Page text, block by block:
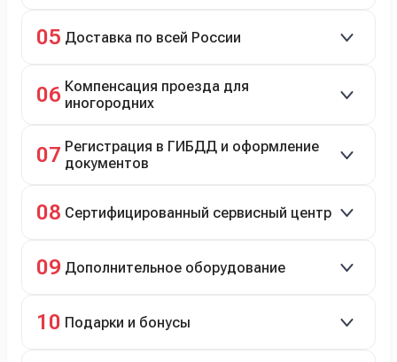
05 Доставка по всей России
06 Компенсация проезда для
иногородних
07 Регистрация в ГИБДД и оформление
документов
08 Сертифицированный сервисный центр
технический ремонт.
09 Дополнительное оборудование
10 Подарки и бонусы